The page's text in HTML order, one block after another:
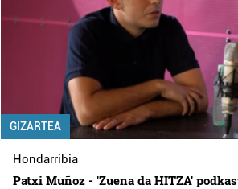
GIZARTEA
Hondarribia
Patxi Muñoz - 'Zuena da HITZA'